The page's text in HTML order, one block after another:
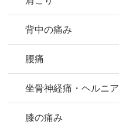
背中の痛み
腰痛
坐骨神経痛・ヘルニア
膝の痛み